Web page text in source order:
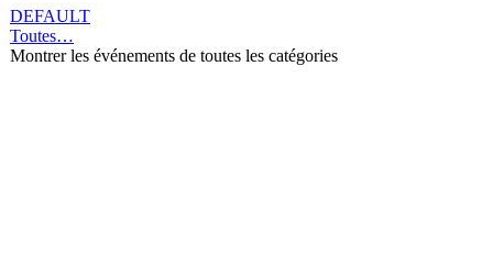
DEFAULT
Toutes…
Montrer les événements de toutes les catégories